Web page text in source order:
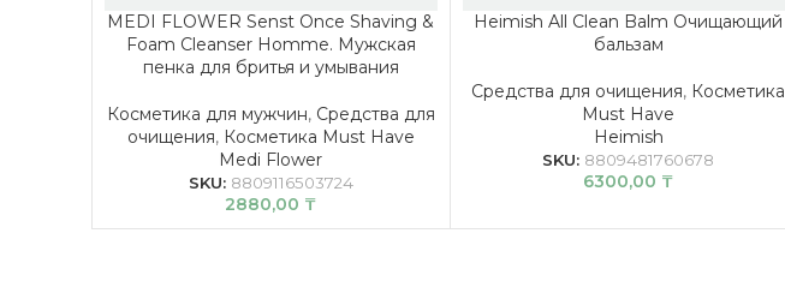
MEDI FLOWER Senst Once Shaving &
Foam Cleanser Homme. Мужская
пенка для бритья и умывания
Косметика для мужчин, Средства для
очищения, Косметика Must Have
Medi Flower
SKU: 8809116503724
2880,00 ₸
Heimish All Clean Balm Очищающий
бальзам
Средства для очищения, Косметика
Must Have
Heimish
SKU: 8809481760678
6300,00 ₸